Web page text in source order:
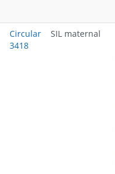
Circular
3418
SIL maternal